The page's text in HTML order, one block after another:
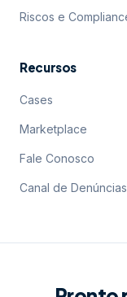
Riscos e
Recursos
Cases
Marketplace
Fale Conosco
Canal de Denúncias